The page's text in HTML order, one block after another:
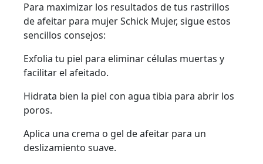
Para maximizar los resultados de tus rastrillos
de afeitar para mujer Schick Mujer, sigue estos
sencillos consejos:
Exfolia tu piel para eliminar células muertas y
facilitar el afeitado.
Hidrata bien la piel con agua tibia para abrir los
poros.
Aplica una crema o gel de afeitar para un
deslizamiento suave.